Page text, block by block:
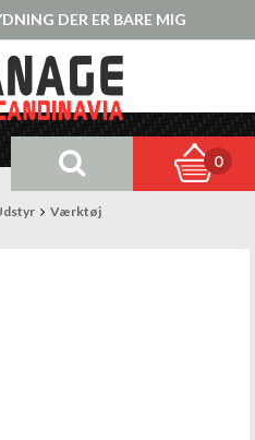
DER ER BARE MIG
0
Værktøj